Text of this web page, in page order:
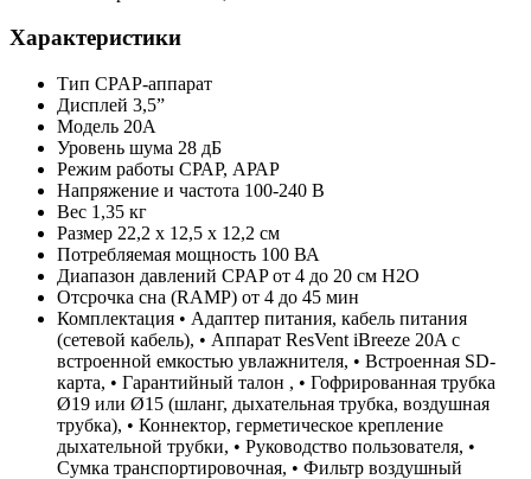
Характеристики
Тип CPAP-аппарат
Дисплей 3,5”
Модель 20A
Уровень шума 28 дБ
Режим работы СРАР, АРАР
Напряжение и частота 100-240 В
Вес 1,35 кг
Размер 22,2 х 12,5 х 12,2 см
Потребляемая мощность 100 ВА
Диапазон давлений CPAP от 4 до 20 см H2О
Отсрочка сна (RAMP) от 4 до 45 мин
Комплектация • Адаптер питания, кабель питания
(сетевой кабель), • Аппарат ResVent iBreeze 20A с
встроенной емкостью увлажнителя, • Встроенная SD-
карта, • Гарантийный талон , • Гофрированная трубка
Ø19 или Ø15 (шланг, дыхательная трубка, воздушная
трубка), • Коннектор, герметическое крепление
дыхательной трубки, • Руководство пользователя, •
Сумка транспортировочная, • Фильтр воздушный